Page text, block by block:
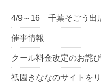
4/9～16 千葉そごう出
催事情報
クール料金改定のお詫
祇園きななのサイトを